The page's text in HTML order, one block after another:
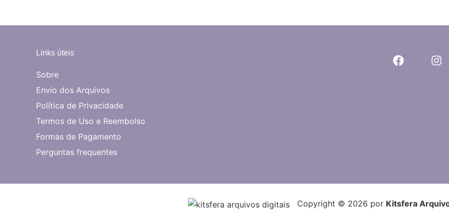
Links úteis
Sobre
Envio dos Arquivos
Política de Privacidade
Termos de Uso e Reembolso
Formas de Pagamento
Perguntas frequentes
Copyright © 2026 por Kitsfera